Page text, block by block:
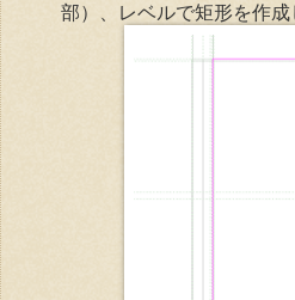
部）、レベルで矩形を作